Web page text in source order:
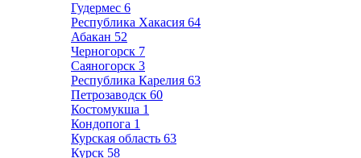
Гудермес 6
Республика Хакасия 64
Абакан 52
Черногорск 7
Саяногорск 3
Республика Карелия 63
Петрозаводск 60
Костомукша 1
Кондопога 1
Курская область 63
Курск 58